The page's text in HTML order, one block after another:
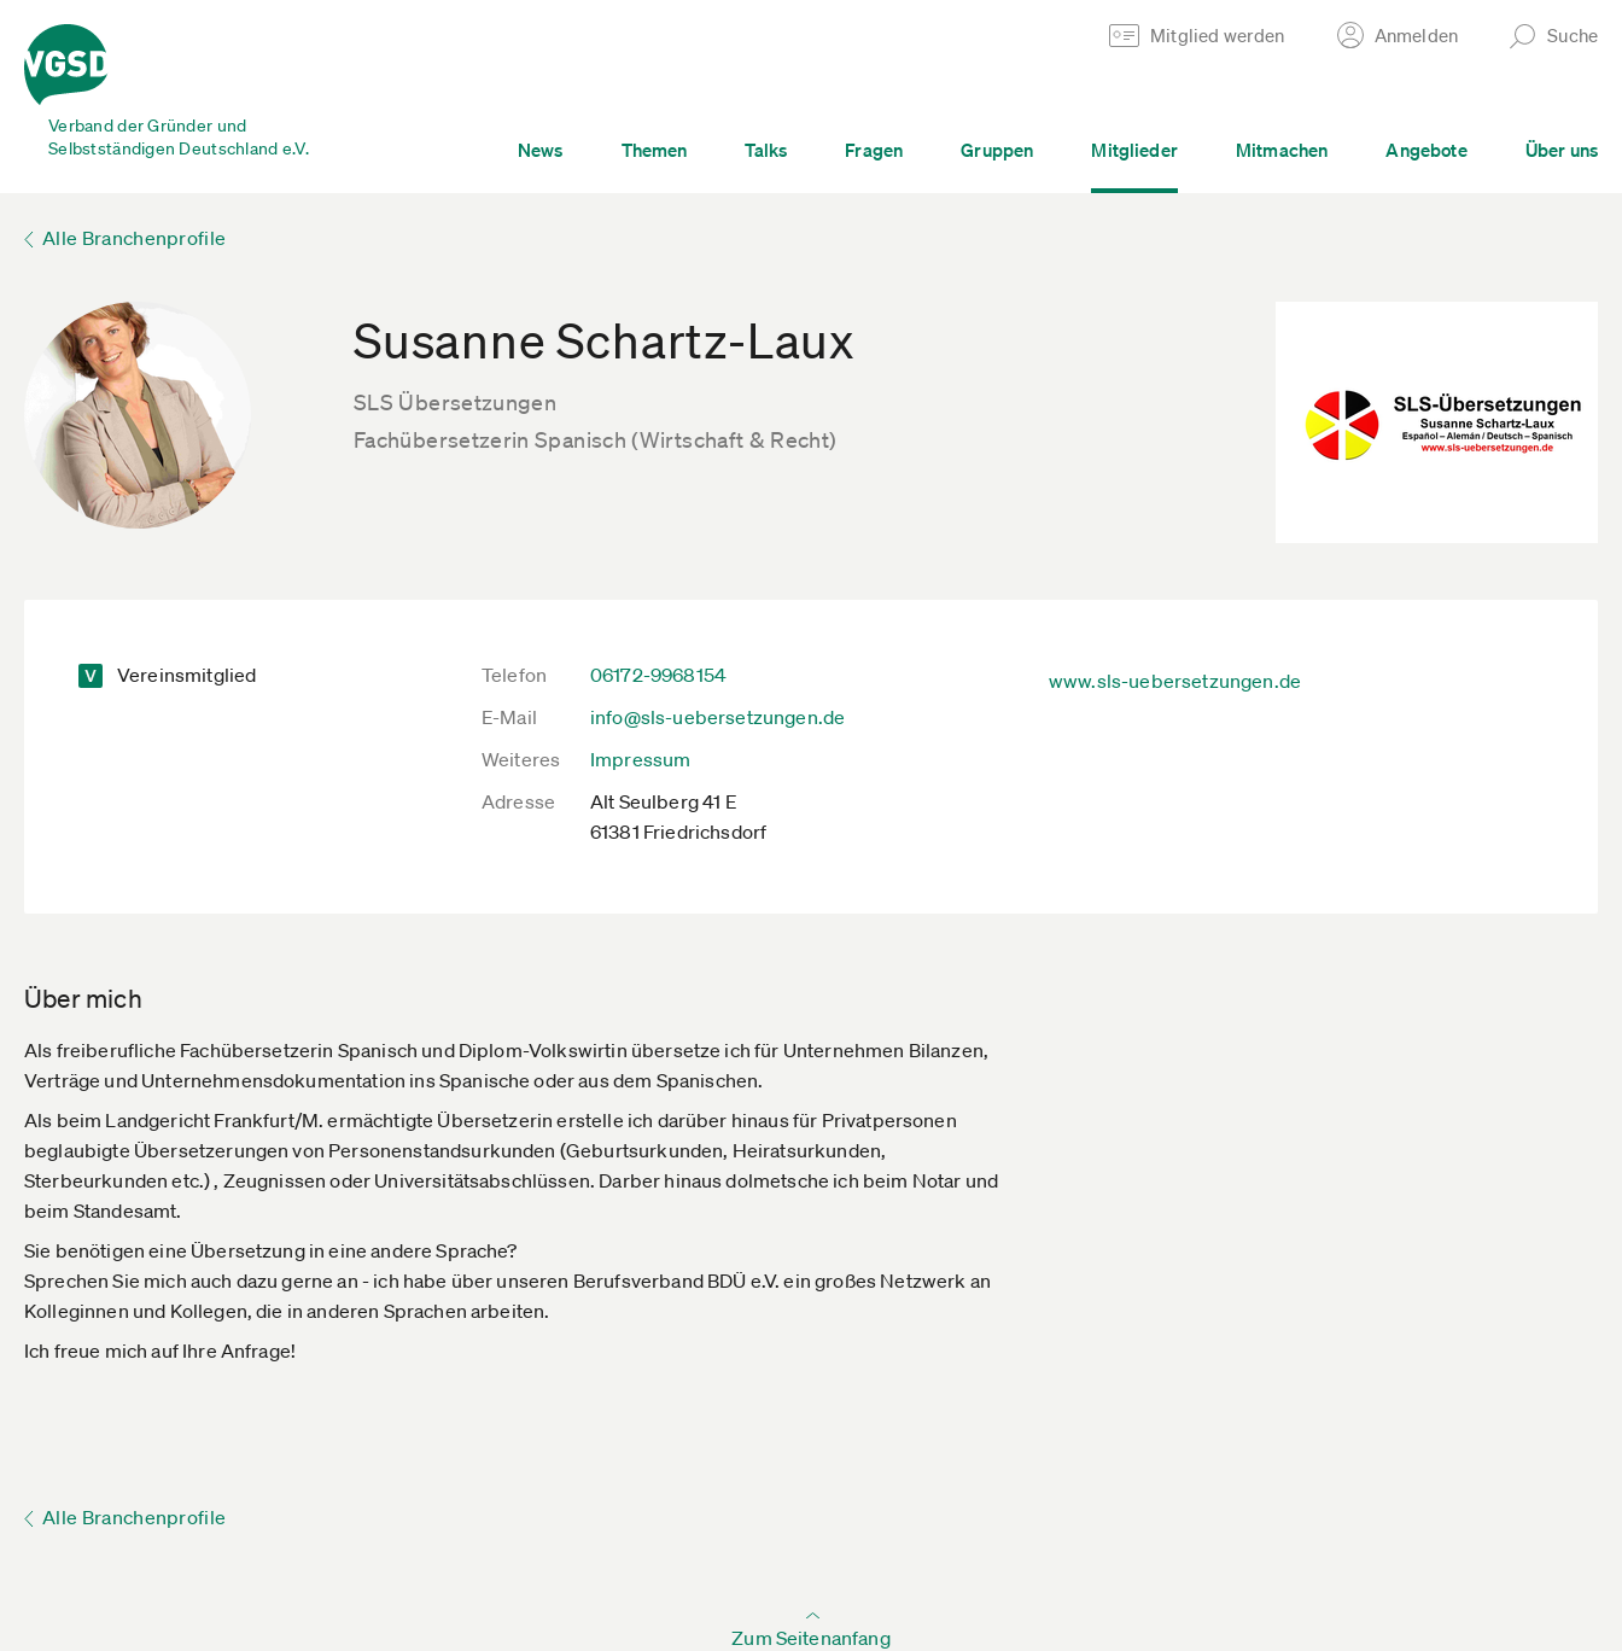
Verband der Gründer und
Selbstständigen Deutschland e.V.
Mitglied werden Anmelden Suche
News Themen Talks Fragen Gruppen Mitglieder Mitmachen Angebote Über uns
Alle Branchenprofile
Susanne Schartz-Laux
SLS Übersetzungen
Fachübersetzerin Spanisch (Wirtschaft & Recht)
Vereinsmitglied Telefon
06172-9968154
E-Mail
info@sls-uebersetzungen.de
Weiteres
Impressum
Adresse
Alt Seulberg 41 E
61381 Friedrichsdorf
www.sls-uebersetzungen.de
Über mich
Als freiberufliche Fachübersetzerin Spanisch und Diplom-Volkswirtin übersetze ich für Unternehmen Bilanzen,
Verträge und Unternehmensdokumentation ins Spanische oder aus dem Spanischen.
Als beim Landgericht Frankfurt/M. ermächtigte Übersetzerin erstelle ich darüber hinaus für Privatpersonen
beglaubigte Übersetzerungen von Personenstandsurkunden (Geburtsurkunden, Heiratsurkunden,
Sterbeurkunden etc.) , Zeugnissen oder Universitätsabschlüssen. Darber hinaus dolmetsche ich beim Notar und
beim Standesamt.
Sie benötigen eine Übersetzung in eine andere Sprache?
Sprechen Sie mich auch dazu gerne an - ich habe über unseren Berufsverband BDÜ e.V. ein großes Netzwerk an
Kolleginnen und Kollegen, die in anderen Sprachen arbeiten.
Ich freue mich auf Ihre Anfrage!
Alle Branchenprofile
Zum Seitenanfang